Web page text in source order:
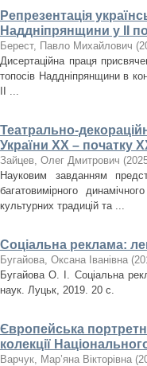
Репрезентація
Наддніпрянщини у ІІ
Берест, Павло Михайлович (
Дисертаційна праця
топосів Наддніпрянщини в
ІІ ...
Театрально-
України ХХ – початку
Зайцев, Олег Дмитрович (
Науковим завданням
багатовимірного
культурних традицій та ...
Соціальна реклама:
Бугайова, Оксана Іванівна (
Бугайова О. І. Соціальна
наук. Луцьк, 2019. 20 с.
Європейська
колекції
Варчук, Мар’яна Вікторівна (